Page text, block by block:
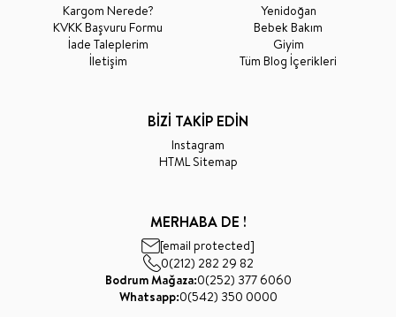
Kargom Nerede?
KVKK Başvuru Formu
İade Taleplerim
İletişim
Yenidoğan
Bebek Bakım
Giyim
Tüm Blog İçerikleri
BİZİ TAKİP EDİN
Instagram
HTML Sitemap
MERHABA DE !
[email protected]
0(212) 282 29 82
Bodrum Mağaza:0(252) 377 6060
Whatsapp:0(542) 350 0000